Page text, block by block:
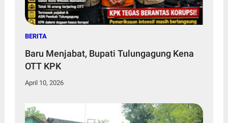
BERITA
Baru Menjabat, Bupati Tulungagung Kena
OTT KPK
April 10, 2026